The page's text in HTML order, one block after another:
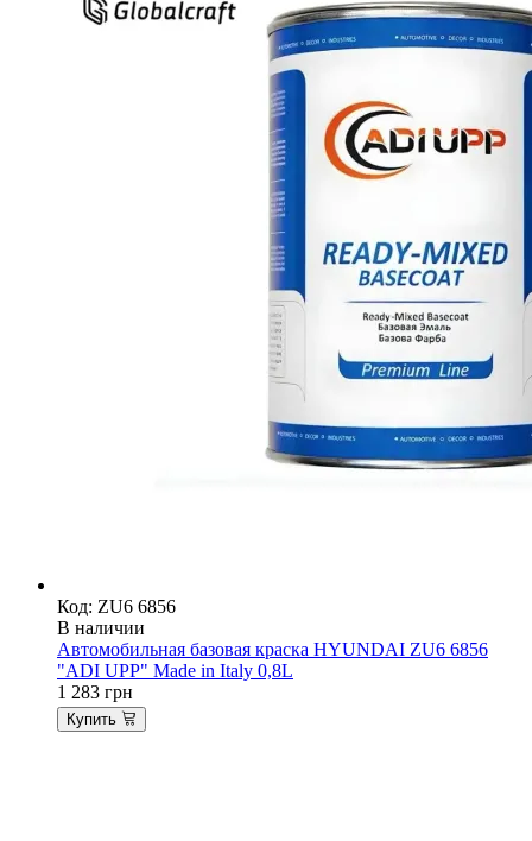
Код: ZU6 6856
В наличии
Автомобильная базовая краска HYUNDAI ZU6 6856
"ADI UPP" Made in Italy 0,8L
1 283 грн
Купить